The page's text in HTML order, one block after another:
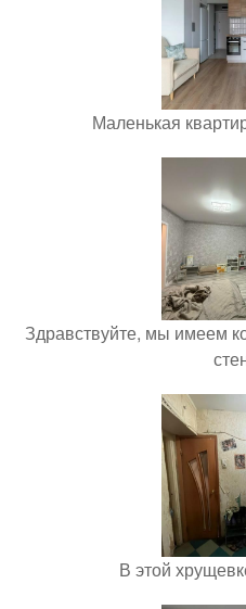
Маленькая
Здравствуйте, мы имеем
В этой